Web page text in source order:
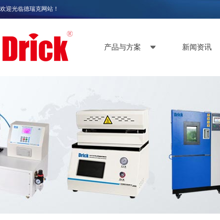
欢迎光临德瑞克网站！
产品与方案 新闻资讯